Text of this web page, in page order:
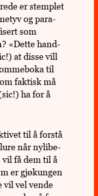
er stemp­let
og para­
som
«Dette hand­
at disse vill
til
fak­tisk må
ha for å
til å forstå
lure når nyli­be­
få dem til å
er gjøk­un­gen
vil vel vende